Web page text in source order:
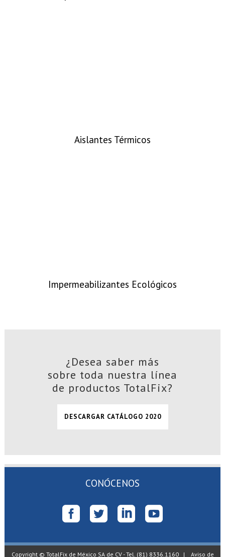
Aislantes Térmicos
Impermeabilizantes Ecológicos
¿Desea saber más
sobre toda nuestra línea
de productos TotalFix?
DESCARGAR CATÁLOGO 2020
CONÓCENOS
Copyright © TotalFix de México SA de CV - Tel. (81) 8336.1160 | Aviso de